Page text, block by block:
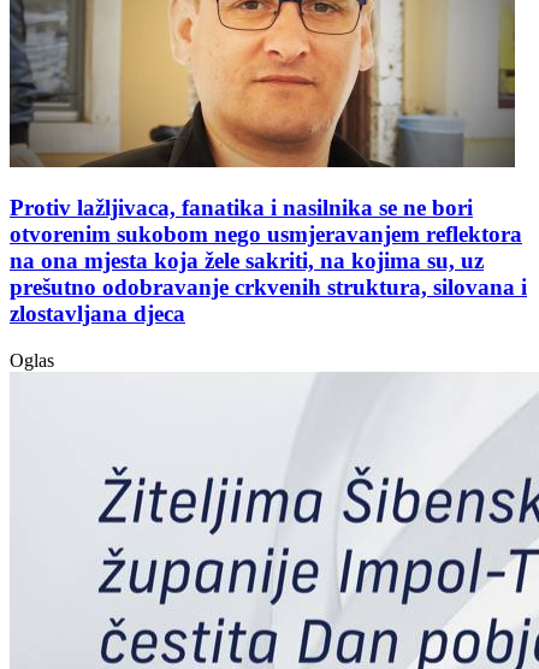
Protiv lažljivaca, fanatika i nasilnika se ne bori
otvorenim sukobom nego usmjeravanjem reflektora
na ona mjesta koja žele sakriti, na kojima su, uz
prešutno odobravanje crkvenih struktura, silovana i
zlostavljana djeca
Oglas